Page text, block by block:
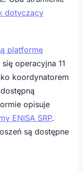
dotyczący
platformę
operacyjna 11
koordynatorem
opisuje
ENISA SRP.
są dostępne